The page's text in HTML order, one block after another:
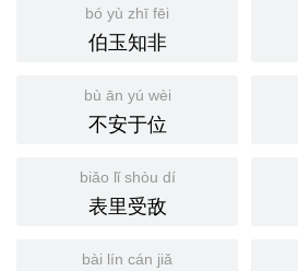
bó yù zhī fēi
伯玉知非
bù ān yú wèi
不安于位
biǎo lǐ shòu dí
表里受敌
bài lín cán jiǎ